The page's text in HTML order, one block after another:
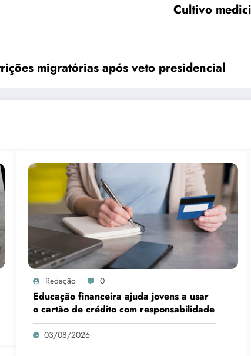
Cultivo
migratórias após veto presidencial
Redação 0
Educação financeira ajuda jovens a usar
o cartão de crédito com responsabilidade
03/08/2026